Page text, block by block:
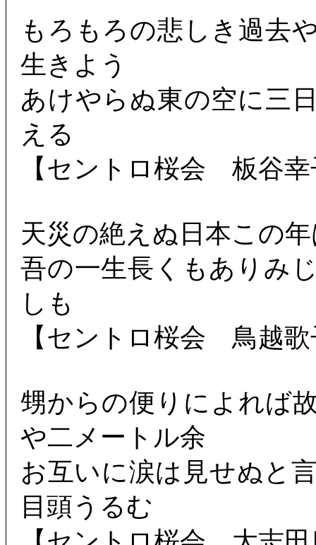
もろもろの悲しき過去
生きよう
あけやらぬ東の空に三
える
【セントロ桜会 板谷幸
天災の絶えぬ日本この
吾の一生長くもありみ
しも
【セントロ桜会 鳥越歌
甥からの便りによれば
や二メートル余
お互いに涙は見せぬと
目頭うるむ